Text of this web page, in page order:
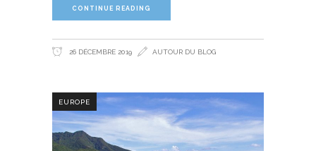
CONTINUE READING
26 DÉCEMBRE 2019 AUTOUR DU BLOG
EUROPE